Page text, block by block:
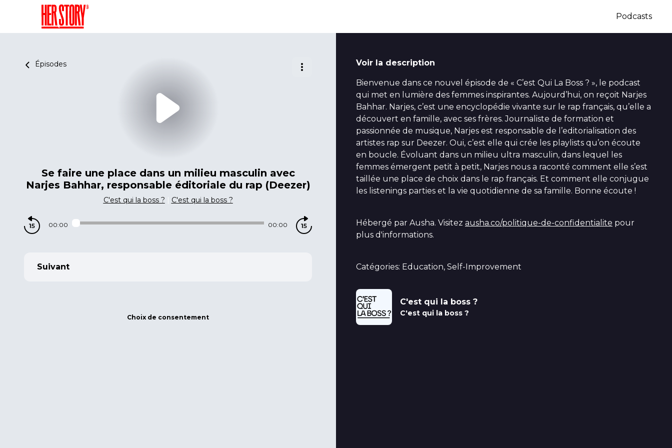
Podcasts
Épisodes
Se faire une place dans un milieu masculin avec
Narjes Bahhar, responsable éditoriale du rap (Deezer)
C'est qui la boss ? | C'est qui la boss ?
00:00 00:00
Suivant
Choix de consentement
Voir la description
Bienvenue dans ce nouvel épisode de « C’est Qui La Boss ? », le podcast
qui met en lumière des femmes inspirantes. Aujourd’hui, on reçoit Narjes
Bahhar. Narjes, c’est une encyclopédie vivante sur le rap français, qu’elle a
découvert en famille, avec ses frères. Journaliste de formation et
passionnée de musique, Narjes est responsable de l’editorialisation des
artistes rap sur Deezer. Oui, c’est elle qui crée les playlists qu’on écoute
en boucle. Évoluant dans un milieu ultra masculin, dans lequel les
femmes émergent petit à petit, Narjes nous a raconté comment elle s’est
taillée une place de choix dans le rap français. Et comment elle conjugue
les listenings parties et la vie quotidienne de sa famille. Bonne écoute !
Hébergé par Ausha. Visitez ausha.co/politique-de-confidentialite pour
plus d'informations.
Catégories: Education, Self-Improvement
C'est qui la boss ?
C'est qui la boss ?